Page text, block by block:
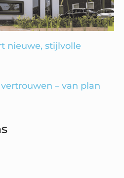
nieuwe, stijlvolle
– van plan